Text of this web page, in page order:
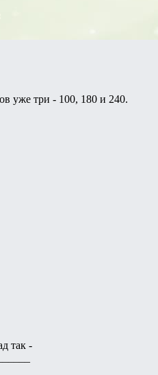
уже три - 100, 180 и 240.
так -